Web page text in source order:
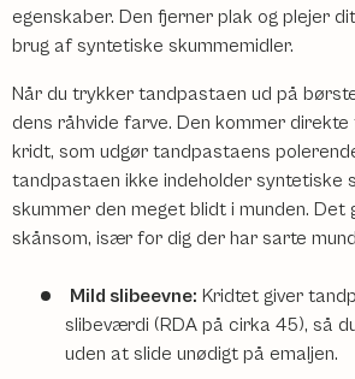
egenskaber. Den fjerner plak og plejer
brug af syntetiske skummemidler.
Når du trykker tandpastaen ud på
dens råhvide farve. Den kommer
kridt, som udgør tandpastaens
tandpastaen ikke indeholder syntetiske
skummer den meget blidt i munden. Det
skånsom, især for dig der har sarte
Mild slibeevne: Kridtet giver
slibeværdi (RDA på cirka 45), så
uden at slide unødigt på emaljen.